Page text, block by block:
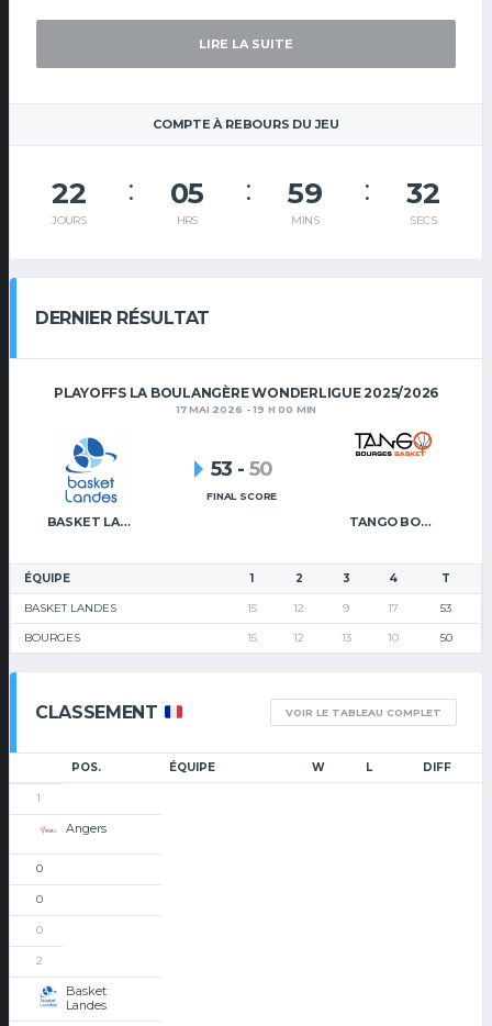
LIRE LA SUITE
COMPTE À REBOURS DU JEU
22
JOURS
05
HRS
59
MINS
32
SECS
DERNIER RÉSULTAT
PLAYOFFS LA BOULANGÈRE WONDERLIGUE 2025/2026
17 MAI 2026 - 19 H 00 MIN
BASKET LANDES TANGO BOURGES BASKET
53 - 50
FINAL SCORE
ÉQUIPE 1 2 3 4 T
BASKET LANDES 15 12 9 17 53
BOURGES 15 12 13 10 50
CLASSEMENT VOIR LE TABLEAU COMPLET
POS. ÉQUIPE W L DIFF
1
Angers
0
0
0
2
Basket
Landes